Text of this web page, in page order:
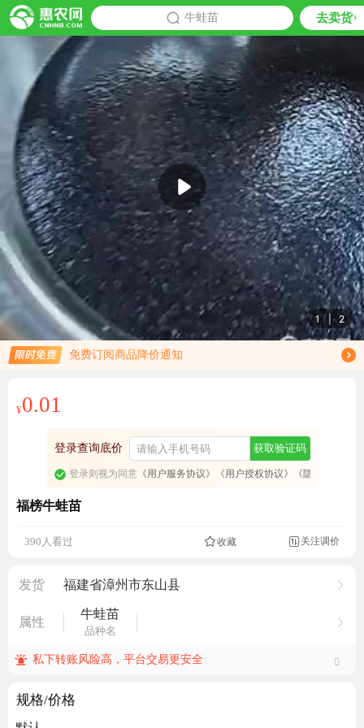
牛蛙苗 去卖货
1 2
限时免费订阅牛蛙苗行情趋势
免费订阅商品降价通知
¥0.01
登录查询底价 获取验证码
登录则视为同意《用户服务协议》 《用户授权协议》 《隐私政策》
福榜牛蛙苗
390人看过 收藏 关注调价
发货 福建省漳州市东山县
属性
牛蛙苗
品种名
私下转账风险高，平台交易更安全
规格/价格